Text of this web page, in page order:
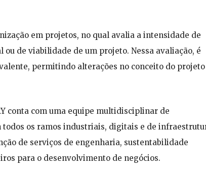
em projetos, no qual avalia a intensidade de
de viabilidade de um projeto. Nessa avaliação, é
permitindo alterações no conceito do projeto
conta com uma equipe multidisciplinar de
os ramos industriais, digitais e de
de serviços de engenharia, sustentabilidade
para o desenvolvimento de negócios.